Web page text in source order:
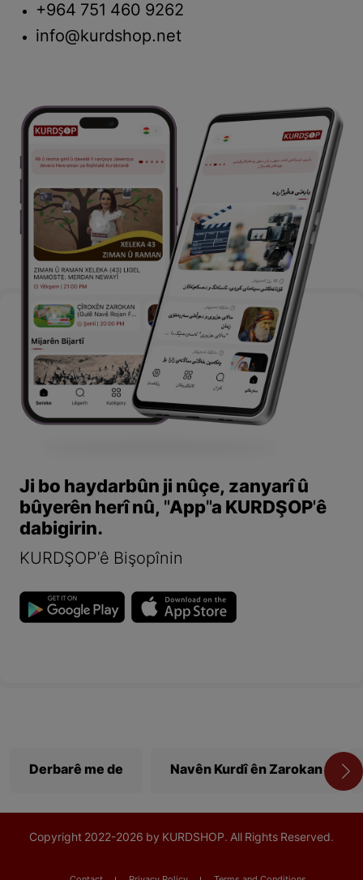
+964 751 460 9262
info@kurdshop.net
Ji bo haydarbûn ji nûçe, zanyarî û
bûyerên herî nû, "App"a KURDŞOP'ê
dabigirin.
KURDŞOP'ê Bişopînin
Derbarê me de Navên Kurdî ên Zarokan
Copyright 2022-2026 by KURDSHOP. All Rights Reserved.